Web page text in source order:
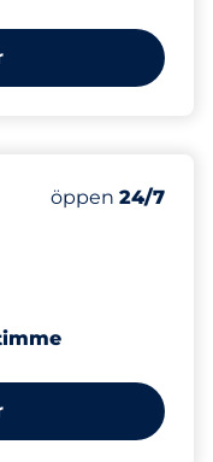
Antal
Totalt antal
Electric Car
Torsdag&nbsp
öppen 24/7